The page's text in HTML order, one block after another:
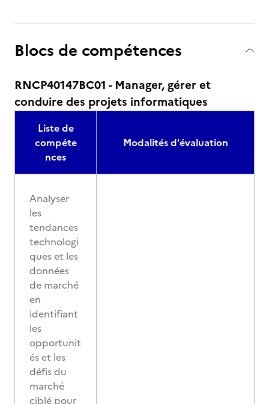
Blocs de compétences
RNCP40147BC01 - Manager, gérer et
conduire des projets informatiques
Liste de
compéte
nces
Modalités d'évaluation
Analyser
les
tendances
technologi
ques et les
données
de marché
en
identifiant
les
opportunit
és et les
défis du
marché
ciblé pour